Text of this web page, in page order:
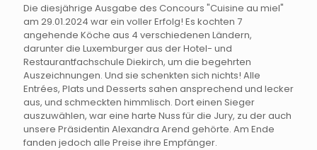
Die diesjährige Ausgabe des Concours "Cuisine au miel"
am 29.01.2024 war ein voller Erfolg! Es kochten 7
angehende Köche aus 4 verschiedenen Ländern,
darunter die Luxemburger aus der Hotel- und
Restaurantfachschule Diekirch, um die begehrten
Auszeichnungen. Und sie schenkten sich nichts! Alle
Entrées, Plats und Desserts sahen ansprechend und lecker
aus, und schmeckten himmlisch. Dort einen Sieger
auszuwählen, war eine harte Nuss für die Jury, zu der auch
unsere Präsidentin Alexandra Arend gehörte. Am Ende
fanden jedoch alle Preise ihre Empfänger.